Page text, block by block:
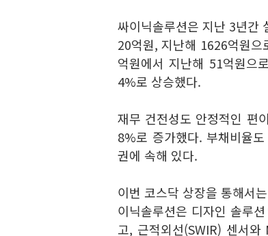
싸이닉솔루션은 지난 3년간
20억원, 지난해 1626억원
억원에서 지난해 51억원으
4%로 상승했다.
재무 건전성도 안정적인 편
8%로 증가했다. 부채비율
권에 속해 있다.
이번 코스닥 상장을 통해서
이닉솔루션은 디자인 솔루
고, 근적외선(SWIR) 센서